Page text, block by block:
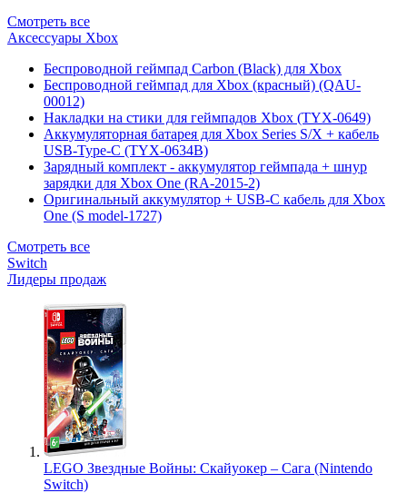
Смотреть все
Аксессуары Xbox
Беспроводной геймпад Carbon (Black) для Xbox
Беспроводной геймпад для Xbox (красный) (QAU-
00012)
Накладки на стики для геймпадов Xbox (TYX-0649)
Аккумуляторная батарея для Xbox Series S/X + кабель
USB-Type-C (TYX-0634B)
Зарядный комплект - аккумулятор геймпада + шнур
зарядки для Xbox One (RA-2015-2)
Оригинальный аккумулятор + USB-C кабель для Xbox
One (S model-1727)
Смотреть все
Switch
Лидеры продаж
LEGO Звездные Войны: Скайуокер – Сага (Nintendo
Switch)